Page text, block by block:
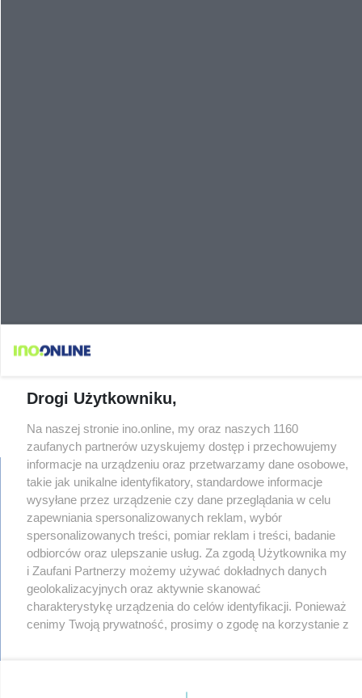
regulamin
reklama
redakcja
pliki cookies
prywatność
reklamacje
gowork.pl
oferty pracy
Drogi Użytkowniku,
Na naszej stronie ino.online, my oraz naszych 1160
zaufanych partnerów uzyskujemy dostęp i przechowujemy
informacje na urządzeniu oraz przetwarzamy dane osobowe,
takie jak unikalne identyfikatory, standardowe informacje
wysyłane przez urządzenie czy dane przeglądania w celu
zapewniania spersonalizowanych reklam, wybór
spersonalizowanych treści, pomiar reklam i treści, badanie
odbiorców oraz ulepszanie usług. Za zgodą Użytkownika my
i Zaufani Partnerzy możemy używać dokładnych danych
geolokalizacyjnych oraz aktywnie skanować
charakterystykę urządzenia do celów identyfikacji. Ponieważ
cenimy Twoją prywatność, prosimy o zgodę na korzystanie z
. Niektóre rodzaje przetwarzania